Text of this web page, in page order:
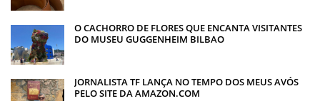
O CACHORRO DE FLORES QUE ENCANTA VISITANTES
DO MUSEU GUGGENHEIM BILBAO
JORNALISTA TF LANÇA NO TEMPO DOS MEUS AVÓS
PELO SITE DA AMAZON.COM